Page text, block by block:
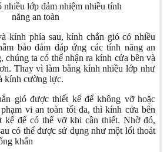
nhiều lớp đảm nhiệm nhiều tính
năng an toàn
kính phía sau, kính chắn gió có nhiều
bảo đảm đáp ứng các tính năng an
chúng ta có thể nhận ra kính cửa bên và
Thay vì làm bằng kính nhiều lớp như
kính cường lực.
gió được thiết kế để không vỡ hoặc
vi an toàn tối đa, thì kính cửa bên
kế để có thể vỡ khi cần thiết. Nhờ đó,
có thể được sử dụng như một lối thoát
khẩn